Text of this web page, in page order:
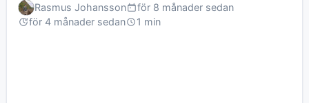
Rasmus JohanssonPublished:
för 8 månader sedan
Lastför 4 månader sedanRead:
1 min